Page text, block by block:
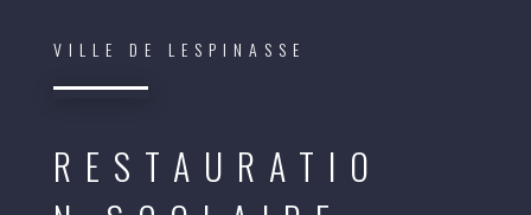
VILLE DE LESPINASSE
RESTAURATIO